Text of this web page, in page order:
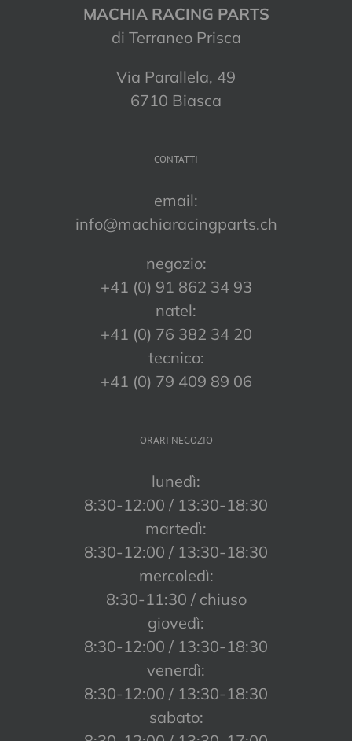
MACHIA RACING PARTS
di Terraneo Prisca
Via Parallela, 49
6710 Biasca
CONTATTI
email:
info@machiaracingparts.ch
negozio:
+41 (0) 91 862 34 93
natel:
+41 (0) 76 382 34 20
tecnico:
+41 (0) 79 409 89 06
ORARI NEGOZIO
lunedì:
8:30-12:00 / 13:30-18:30
martedì:
8:30-12:00 / 13:30-18:30
mercoledì:
8:30-11:30 / chiuso
giovedì:
8:30-12:00 / 13:30-18:30
venerdì:
8:30-12:00 / 13:30-18:30
sabato: